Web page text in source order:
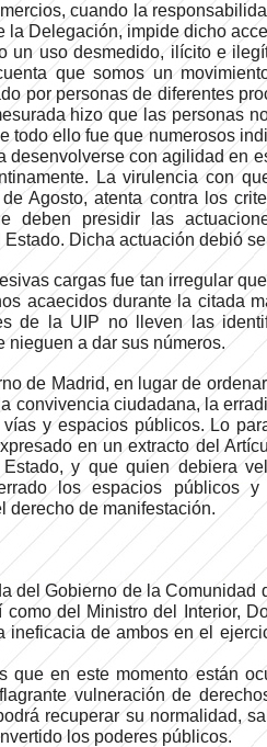
cuando la
la Delegación, impide dicho
un uso desmedido, ilícito e
que somos un
por personas de diferentes
hizo que las personas
todo ello fue que numerosos
desenvolverse con agilidad en
La virulencia con
Agosto, atenta contra los
deben presidir las
Dicha actuación debió
cargas fue tan irregular
acaecidos durante la citada
de la UIP no lleven las
nieguen a dar sus números.
de Madrid, en lugar de
convivencia ciudadana, la
y espacios públicos. Lo
en un extracto del
y que quien debiera
los espacios públicos y
derecho de manifestación.
del Gobierno de la Comunidad
del Ministro del Interior,
ineficacia de ambos en el
que en este momento están
vulneración de
recuperar su normalidad,
los poderes públicos.